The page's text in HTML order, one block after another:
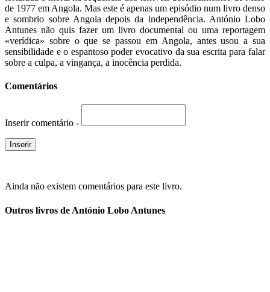
de 1977 em Angola. Mas este é apenas um episódio num livro denso
e sombrio sobre Angola depois da independência. António Lobo
Antunes não quis fazer um livro documental ou uma reportagem
«verídica» sobre o que se passou em Angola, antes usou a sua
sensibilidade e o espantoso poder evocativo da sua escrita para falar
sobre a culpa, a vingança, a inocência perdida.
Comentários
Inserir comentário -
Ainda não existem comentários para este livro.
Outros livros de António Lobo Antunes